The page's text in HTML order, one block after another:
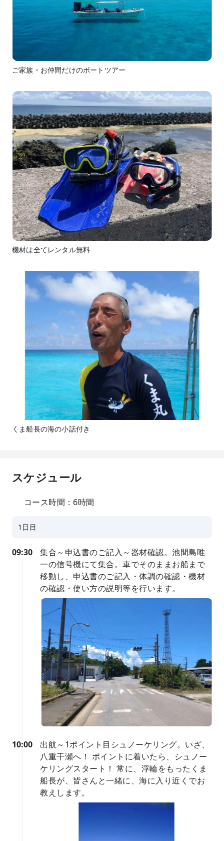
ご家族・お仲間だけのボートツアー
機材は全てレンタル無料
くま船長の海の小話付き
スケジュール
コース時間：6時間
1日目
09:30
集合～申込書のご記入～器材確認。池間島唯
一の信号機にて集合。車でそのままお船まで
移動し、申込書のご記入・体調の確認・機材
の確認・使い方の説明等を行います。
10:00
出航～1ポイント目シュノーケリング。いざ、
八重干瀬へ！ ポイントに着いたら、シュノー
ケリングスタート！ 常に、浮輪をもったくま
船長が、皆さんと一緒に、海に入り近くでお
教えします。